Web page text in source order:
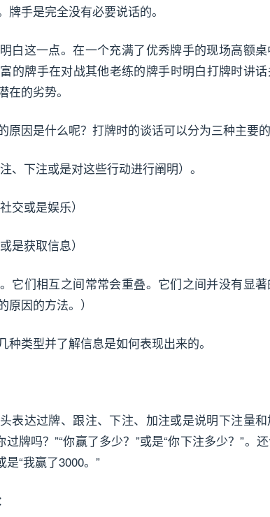
手是完全没有必要说话的。
白这一点。在一个充满了优秀牌手的现场高额
的牌手在对战其他老练的牌手时明白打牌时讲
的劣势。
原因是什么呢？打牌时的谈话可以分为三种主要的
、下注或是对这些行动进行阐明）。
交或是娱乐）
是获取信息）
它们相互之间常常会重叠。它们之间并没有显
因的方法。）
种类型并了解信息是如何表现出来的。
表达过牌、跟注、下注、加注或是说明下注量
牌吗？”“你赢了多少？”或是“你下注多少？”。
是“我赢了3000。”